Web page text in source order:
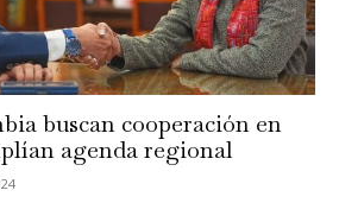
buscan cooperación en
agenda regional